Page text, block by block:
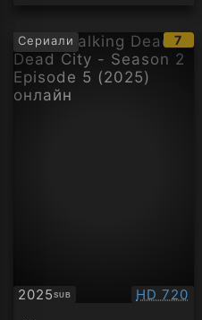
Сериали
IMDb
7
2025SUB
Субтитри Качество:
HD 720